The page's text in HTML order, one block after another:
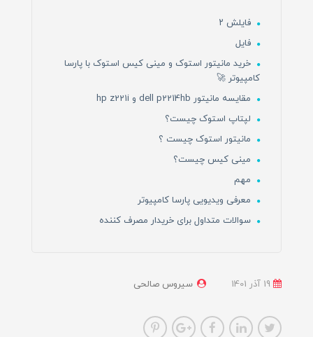
فایلش ۲
فایل
خرید مانیتور استوک و مینی کیس استوک با پارسا
کامپیوتر 🚀
مقایسه مانیتور dell p2214hb و hp z221i
لپتاپ استوک چیست؟
مانیتور استوک چیست ؟
مینی کیس چیست؟
مهم
معرفی ویدیویی پارسا کامپیوتر
سوالات متداول برای خریدار مصرف کننده
سیروس صالحی